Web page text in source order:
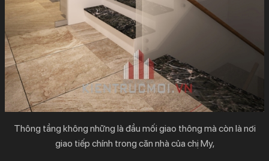
Thông tầng không những là đầu mối giao thông mà còn là nơi
giao tiếp chính trong căn nhà của chị My,